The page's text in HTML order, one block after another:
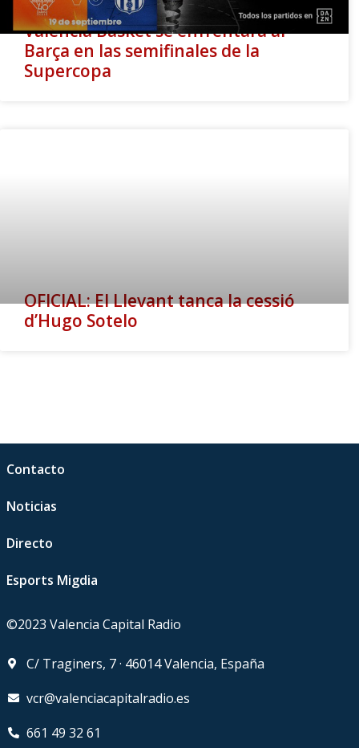
Valencia Basket se enfrentará al
Barça en las semifinales de la
Supercopa
OFICIAL: El Llevant tanca la cessió
d’Hugo Sotelo
Contacto
Noticias
Directo
Esports Migdia
©2023 Valencia Capital Radio
C/ Traginers, 7 · 46014 Valencia, España
vcr@valenciacapitalradio.es
661 49 32 61